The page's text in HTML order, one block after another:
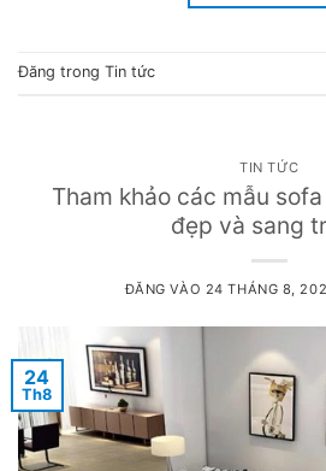
Đăng trong Tin tức
TIN TỨC
Tham khảo các mẫu
đẹp và sang
ĐĂNG VÀO 24 THÁNG 8,
24
Th8